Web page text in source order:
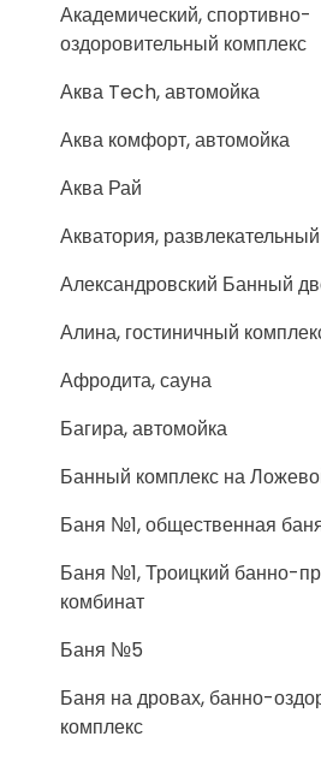
Академический, спортивно-
оздоровительный комплекс
Аква Tech, автомойка
Аква комфорт, автомойка
Аква Рай
Акватория,
Александровский Банный
Алина, гостиничный
Афродита, сауна
Багира, автомойка
Банный комплекс на
Баня №1, общественная
Баня №1, Троицкий банно-
комбинат
Баня №5
Баня на дровах, банно-
комплекс